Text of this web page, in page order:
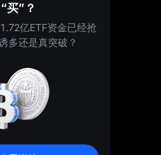
“买”？
亿ETF资金已经抢
还是真突破？